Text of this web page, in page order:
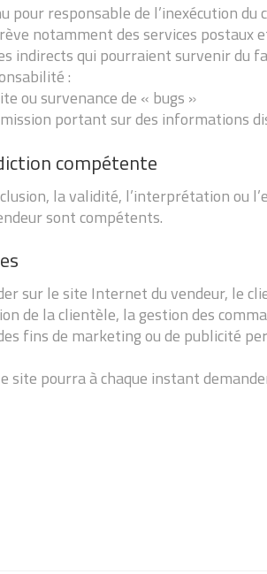
pour responsable de l’inexécution
notamment des services
indirects qui pourraient survenir du
:
ou survenance de « bugs »
portant sur des informations
compétente
la validité, l’interprétation ou
sont compétents.
sur le site Internet du vendeur, le
de la clientèle, la gestion des
fins de marketing ou de publicité
site pourra à chaque instant